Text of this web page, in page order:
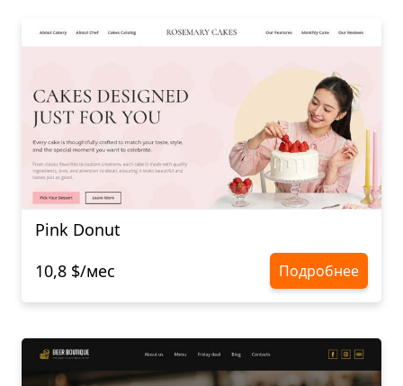
Pink Donut
10,8 $/мес
Подробнее